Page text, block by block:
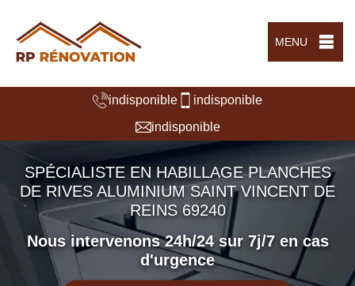
MENU
indisponible
indisponible
indisponible
SPÉCIALISTE EN HABILLAGE PLANCHES
DE RIVES ALUMINIUM SAINT VINCENT DE
REINS 69240
Nous intervenons 24h/24 sur 7j/7 en cas
d'urgence